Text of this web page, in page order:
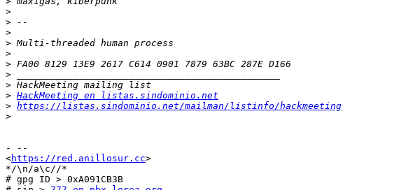
>
>
>
>
>
>
>
>
> HackMeeting en listas.sindominio.net
> https://listas.sindominio.net/mailman/listinfo/hackmeeting
>
- --
<https://red.anillosur.cc>
*/\n/a\c//*
# gpg ID > 0xA091CB3B